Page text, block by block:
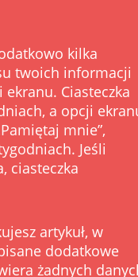
kilka
twoich informacji
Ciasteczka
a opcji
mnie”,
Jeśli
ciasteczka
artykuł, w
dodatkowe
żadnych